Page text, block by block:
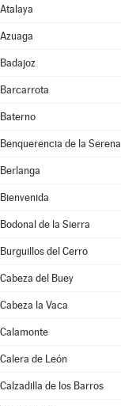
Atalaya
Azuaga
Badajoz
Barcarrota
Baterno
Benquerencia de la Serena
Berlanga
Bienvenida
Bodonal de la Sierra
Burguillos del Cerro
Cabeza del Buey
Cabeza la Vaca
Calamonte
Calera de León
Calzadilla de los Barros